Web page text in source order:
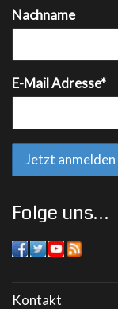
Nachname
E-Mail Adresse*
Folge uns…
Kontakt